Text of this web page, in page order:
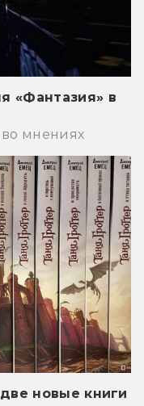
«Фантазия» в
мнениях
новые книги